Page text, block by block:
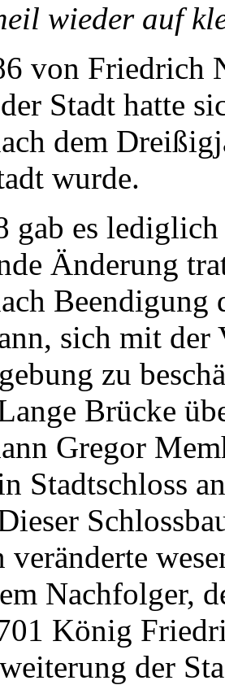
wieder auf
von Friedrich
Stadt hatte
dem
wurde.
gab es
Änderung
Beendigung
sich mit der
zu
Brücke
Gregor
Stadtschloss
Nachfolger,
König
der